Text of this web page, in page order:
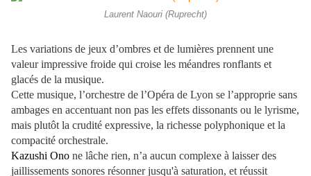
Laurent Naouri (Ruprecht)
Les variations de jeux d’ombres et de lumières prennent une
valeur impressive froide qui croise les méandres ronflants et
glacés de la musique.
Cette musique, l’orchestre de l’Opéra de Lyon se l’approprie sans
ambages en accentuant non pas les effets dissonants ou le lyrisme,
mais plutôt la crudité expressive, la richesse polyphonique et la
compacité orchestrale.
Kazushi Ono ne lâche rien, n’a aucun complexe à laisser des
jaillissements sonores résonner jusqu'à saturation, et réussit